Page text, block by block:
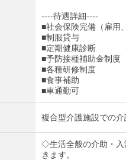
----待遇詳細----
■社会保険完備（雇用
■制服貸与
■定期健康診断
■予防接種補助金制度
■各種研修制度
■食事補助
■車通勤可
複合型介護施設での
◇生活全般の介助・入
きます。